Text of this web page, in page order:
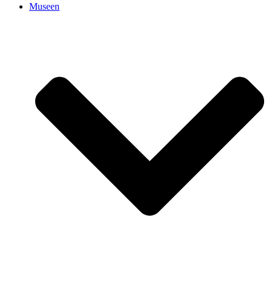
Museen